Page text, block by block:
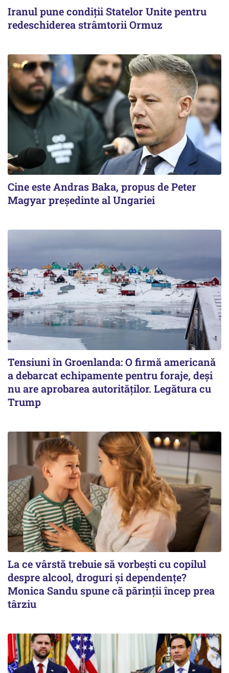
Iranul pune condiții Statelor Unite pentru
redeschiderea strâmtorii Ormuz
Cine este Andras Baka, propus de Peter
Magyar președinte al Ungariei
Tensiuni în Groenlanda: O firmă americană
a debarcat echipamente pentru foraje, deși
nu are aprobarea autorităților. Legătura cu
Trump
La ce vârstă trebuie să vorbești cu copilul
despre alcool, droguri și dependențe?
Monica Sandu spune că părinții încep prea
târziu